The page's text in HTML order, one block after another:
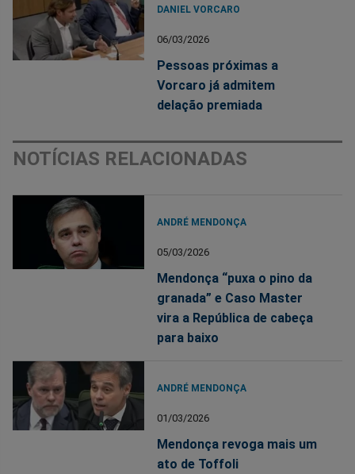
DANIEL VORCARO
06/03/2026
Pessoas próximas a
Vorcaro já admitem
delação premiada
NOTÍCIAS RELACIONADAS
ANDRÉ MENDONÇA
05/03/2026
Mendonça “puxa o pino da
granada” e Caso Master
vira a República de cabeça
para baixo
ANDRÉ MENDONÇA
01/03/2026
Mendonça revoga mais um
ato de Toffoli